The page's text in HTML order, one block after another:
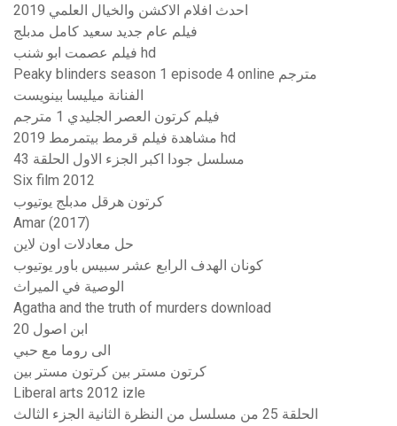
احدث افلام الاكشن والخيال العلمي 2019
فيلم عام جديد سعيد كامل مدبلج
فيلم عصمت ابو شنب hd
Peaky blinders season 1 episode 4 online مترجم
الفنانة ميليسا بينويست
فيلم كرتون العصر الجليدي 1 مترجم
مشاهدة فيلم قرمط بيتمرمط 2019 hd
مسلسل جودا اكبر الجزء الاول الحلقة 43
Six film 2012
كرتون هرقل مدبلج يوتيوب
Amar (2017)
حل معادلات اون لاين
كونان الهدف الرابع عشر سبيس باور يوتيوب
الوصية في الميراث
Agatha and the truth of murders download
ابن اصول 20
الى روما مع حبي
كرتون مستر بين كرتون مستر بين
Liberal arts 2012 izle
الحلقة 25 من مسلسل من النظرة الثانية الجزء الثالث